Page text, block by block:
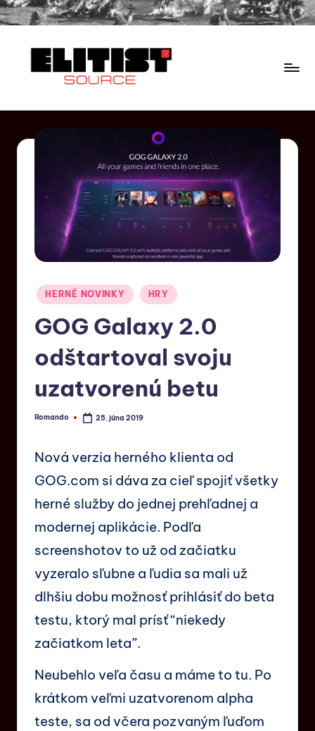
HERNÉ NOVINKY HRY
GOG Galaxy 2.0
odštartoval svoju
uzatvorenú betu
Romando 25. júna 2019
Nová verzia herného klienta od
GOG.com si dáva za cieľ spojiť všetky
herné služby do jednej prehľadnej a
modernej aplikácie. Podľa
screenshotov to už od začiatku
vyzeralo sľubne a ľudia sa mali už
dlhšiu dobu možnosť prihlásiť do beta
testu, ktorý mal prísť “niekedy
začiatkom leta”.
Neubehlo veľa času a máme to tu. Po
krátkom veľmi uzatvorenom alpha
teste, sa od včera pozvaným ľuďom